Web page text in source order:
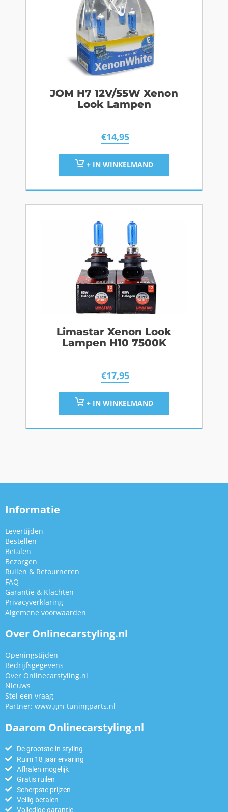
JOM H7 12V/55W Xenon
Look Lampen
€14,95
+ IN WINKELMAND
Limastar Xenon Look
Lampen H10 7500K
€17,95
+ IN WINKELMAND
Informatie
Levertijden
Bestellen
Betalen
Bezorgen
Ruilen & Retourneren
FAQ
Garantie & Klachten
Privacyverklaring
Algemene voorwaarden
Over Onlinecarstyling.nl
Openingstijden
Bedrijfsgegevens
Over Onlinecarstyling.nl
Nieuws
Stel een vraag
Partner: www.gm-tuningparts.nl
Daarom Onlinecarstyling.nl
De grootste in styling
Ruim 18 jaar ervaring
Afhalen mogelijk
Gratis ruilen
Scherpste prijzen
Veilig betalen
Volledige garantie